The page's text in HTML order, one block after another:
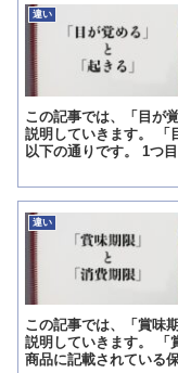
違い
この記事では、「目が
説明していきます。 「
以下の通りです。 1つ
違い
この記事では、「賞味
説明していきます。 「
商品に記載されている